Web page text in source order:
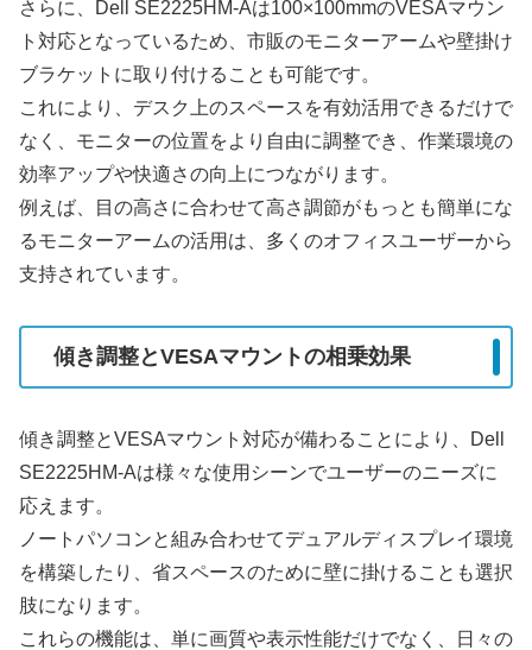
さらに、Dell SE2225HM-Aは100×100mmのVESAマウン
ト対応となっているため、市販のモニターアームや壁掛け
ブラケットに取り付けることも可能です。
これにより、デスク上のスペースを有効活用できるだけで
なく、モニターの位置をより自由に調整でき、作業環境の
効率アップや快適さの向上につながります。
例えば、目の高さに合わせて高さ調節がもっとも簡単にな
るモニターアームの活用は、多くのオフィスユーザーから
支持されています。
傾き調整とVESAマウントの相乗効果
傾き調整とVESAマウント対応が備わることにより、Dell
SE2225HM-Aは様々な使用シーンでユーザーのニーズに
応えます。
ノートパソコンと組み合わせてデュアルディスプレイ環境
を構築したり、省スペースのために壁に掛けることも選択
肢になります。
これらの機能は、単に画質や表示性能だけでなく、日々の